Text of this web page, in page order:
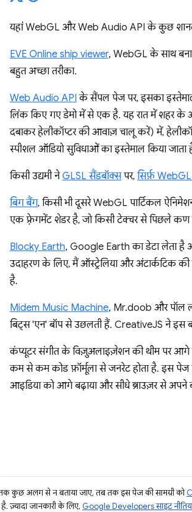
यहां WebGL और Web Audio API के कुछ
EVE Online ship viewer, WebGL के साथ
बहुत अच्छा तरीका.
Web Audio API के सैंपल पेज पर, इसका
लिंक किए गए डेमो में से एक है. यह रात में शहर के
दबाकर हेलीकॉप्टर की आवाज़ चालू करें) में,
स्पीशल ऑडियो सुविधाओं का इस्तेमाल किया जाता
किसी उद्यमी नेGLSL सैंडबॉक्सपर, सिर्फ़
बिग बैंग, किसी भी दूसरे WebGL पार्टिकल
एक फ़्रेगमेंट शेडर है, जो किसी टेक्चर से पिछले
Blocky Earth, Google Earth का डेटा लेता है
उदाहरण के लिए, मैं ऑस्ट्रेलिया और अंटार्कटिक की
है.
Midem Music Machine, Mr.doob और पॉल
बिट्स 'एन' बॉप से उछलती हैं. CreativeJS ने इस
कंप्यूटर संगीत के विज़ुअलाइज़ेशन की थीम पर आगे
कम से कम कोड फ़ॉर्मूला से जनरेट होता है. इस
आइडिया को आगे बढ़ाया और सीधे ब्राउज़र से
कुछ अलग से न बताया जाए, तब तक इस पेज की सामग्री को
है. ज़्यादा जानकारी के लिए, Google Developers साइट